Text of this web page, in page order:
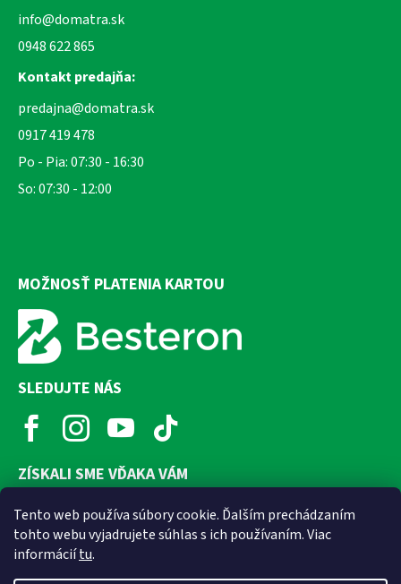
Tento web používa súbory cookie. Ďalším prechádzaním
tohto webu vyjadrujete súhlas s ich používaním. Viac
informáciítu.
info@domatra.sk
0948 622 865
Kontakt predajňa:
predajna@domatra.sk
0917 419 478
Po - Pia: 07:30 - 16:30
So: 07:30 - 12:00
MOŽNOSŤ PLATENIA KARTOU
SLEDUJTE NÁS
ZÍSKALI SME VĎAKA VÁM